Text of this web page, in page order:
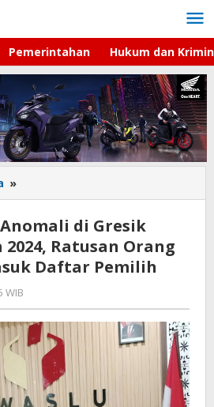
Pemerintahan Hukum dan
»
Data
Anomali
di
Gresik
Jelang
2024,
Orang
Meninggal
Masuk
Daftar
Pemilih
di Gresik
Ratusan Orang
Daftar Pemilih
WIB
Andika
DP